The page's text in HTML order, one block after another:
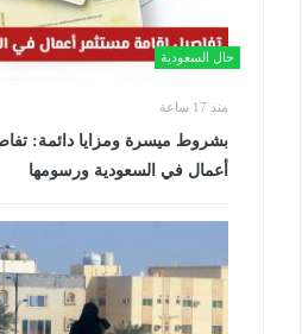
حال السعودية
منذ 17 ساعة
بشروط ميسرة ومزايا دائمة:
أعمال في السعودية ورسومها